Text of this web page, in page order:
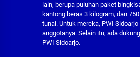
lain, berupa puluhan paket
kantong beras 3 kilogram, dan
tunai. Untuk mereka, PWI
anggotanya. Selain itu, ada
PWI Sidoarjo.